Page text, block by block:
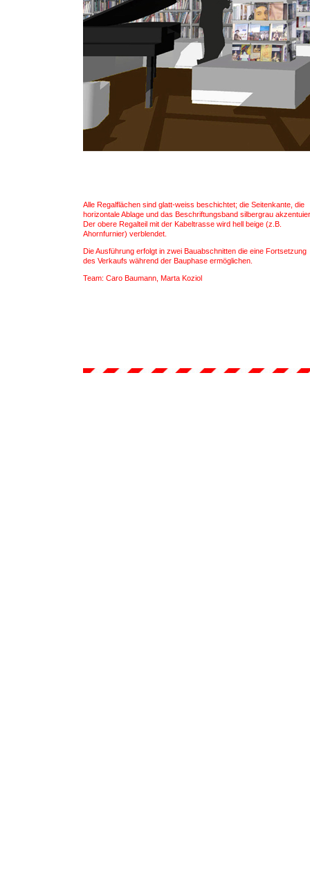
Alle Regalflächen sind glatt-weiss beschichtet; die Seitenkante, die
horizontale Ablage und das Beschriftungsband silbergrau
Der obere Regalteil mit der Kabeltrasse wird hell beige (z.B.
Ahornfurnier) verblendet.
Die Ausführung erfolgt in zwei Bauabschnitten die eine Fortsetzung
des Verkaufs während der Bauphase ermöglichen.
Team: Caro Baumann, Marta Koziol